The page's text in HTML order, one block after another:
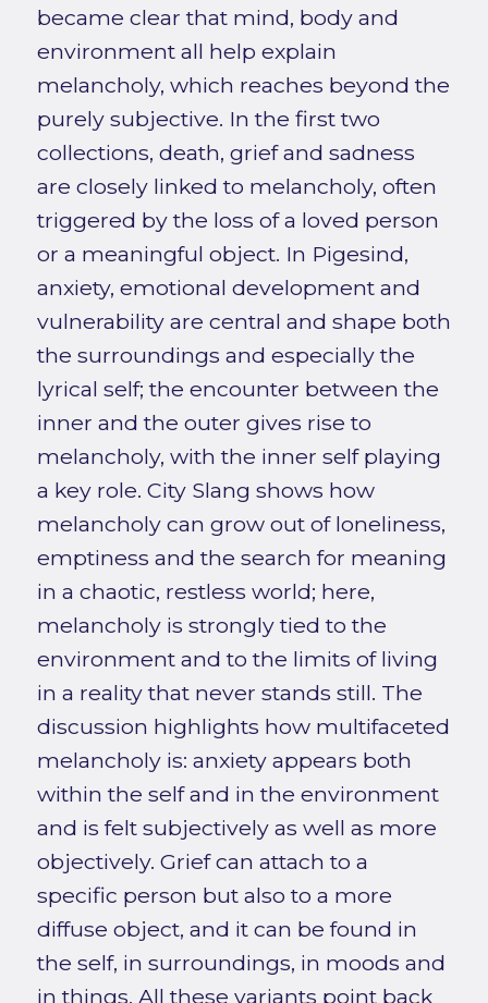
became clear that mind, body and
environment all help explain
melancholy, which reaches beyond the
purely subjective. In the first two
collections, death, grief and sadness
are closely linked to melancholy, often
triggered by the loss of a loved person
or a meaningful object. In Pigesind,
anxiety, emotional development and
vulnerability are central and shape both
the surroundings and especially the
lyrical self; the encounter between the
inner and the outer gives rise to
melancholy, with the inner self playing
a key role. City Slang shows how
melancholy can grow out of loneliness,
emptiness and the search for meaning
in a chaotic, restless world; here,
melancholy is strongly tied to the
environment and to the limits of living
in a reality that never stands still. The
discussion highlights how multifaceted
melancholy is: anxiety appears both
within the self and in the environment
and is felt subjectively as well as more
objectively. Grief can attach to a
specific person but also to a more
diffuse object, and it can be found in
the self, in surroundings, in moods and
in things. All these variants point back